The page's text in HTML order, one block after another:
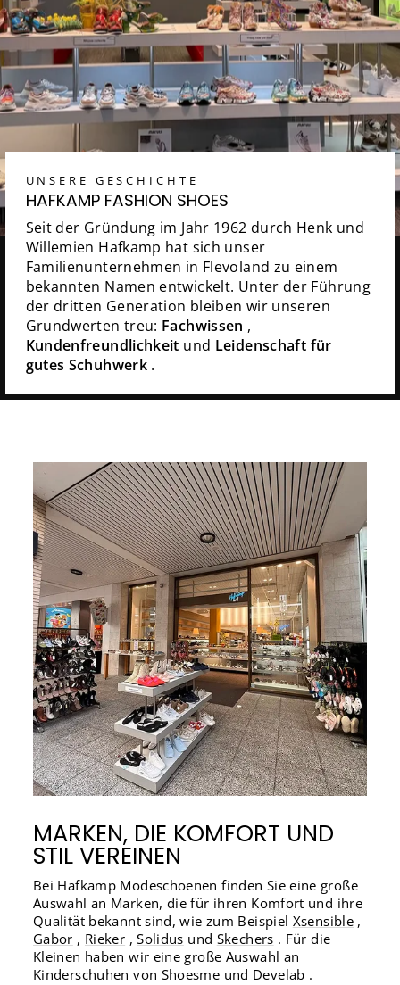
UNSERE GESCHICHTE
HAFKAMP FASHION SHOES
Seit der Gründung im Jahr 1962 durch Henk und
Willemien Hafkamp hat sich unser
Familienunternehmen in Flevoland zu einem
bekannten Namen entwickelt. Unter der Führung
der dritten Generation bleiben wir unseren
Grundwerten treu: Fachwissen ,
Kundenfreundlichkeit und Leidenschaft für
gutes Schuhwerk .
MARKEN, DIE KOMFORT UND
STIL VEREINEN
Bei Hafkamp Modeschoenen finden Sie eine große
Auswahl an Marken, die für ihren Komfort und ihre
Qualität bekannt sind, wie zum Beispiel Xsensible ,
Gabor , Rieker ,Solidus und Skechers . Für die
Kleinen haben wir eine große Auswahl an
Kinderschuhen von Shoesme und Develab .